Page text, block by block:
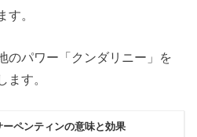
す。
のパワー「クンダリニー」を
ます。
ーペンティンの意味と効果